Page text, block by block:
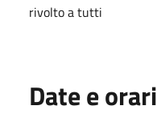
rivolto a tutti
Date e orari